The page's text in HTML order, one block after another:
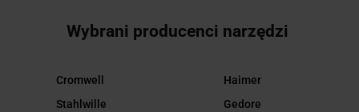
Wybrani producenci narzędzi
Cromwell
Stahlwille
Haimer
Gedore